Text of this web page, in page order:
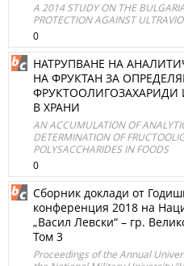
A 2014 STUDY ON THE
PROTECTION AGAINST
0
НАТРУПВАНЕ НА
НА ФРУКТАН ЗА
ФРУКТООЛИГОЗАХАРИДИ
В ХРАНИ
AN ACCUMULATION OF
DETERMINATION OF
POLYSACCHARIDES IN FOODS
0
Сборник доклади от
конференция 2018 на
„Васил Левски“ – гр.
Том 3
Proceedings of the Annual